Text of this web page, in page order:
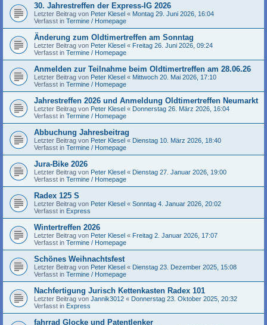
30. Jahrestreffen der Express-IG 2026
Letzter Beitrag von Peter Klesel « Montag 29. Juni 2026, 16:04
Verfasst in Termine / Homepage
Änderung zum Oldtimertreffen am Sonntag
Letzter Beitrag von Peter Klesel « Freitag 26. Juni 2026, 09:24
Verfasst in Termine / Homepage
Anmelden zur Teilnahme beim Oldtimertreffen am 28.06.26
Letzter Beitrag von Peter Klesel « Mittwoch 20. Mai 2026, 17:10
Verfasst in Termine / Homepage
Jahrestreffen 2026 und Anmeldung Oldtimertreffen Neumarkt
Letzter Beitrag von Peter Klesel « Donnerstag 26. März 2026, 16:04
Verfasst in Termine / Homepage
Abbuchung Jahresbeitrag
Letzter Beitrag von Peter Klesel « Dienstag 10. März 2026, 18:40
Verfasst in Termine / Homepage
Jura-Bike 2026
Letzter Beitrag von Peter Klesel « Dienstag 27. Januar 2026, 19:00
Verfasst in Termine / Homepage
Radex 125 S
Letzter Beitrag von Peter Klesel « Sonntag 4. Januar 2026, 20:02
Verfasst in Express
Wintertreffen 2026
Letzter Beitrag von Peter Klesel « Freitag 2. Januar 2026, 17:07
Verfasst in Termine / Homepage
Schönes Weihnachtsfest
Letzter Beitrag von Peter Klesel « Dienstag 23. Dezember 2025, 15:08
Verfasst in Termine / Homepage
Nachfertigung Jurisch Kettenkasten Radex 101
Letzter Beitrag von Jannik3012 « Donnerstag 23. Oktober 2025, 20:32
Verfasst in Express
fahrrad Glocke und Patentlenker